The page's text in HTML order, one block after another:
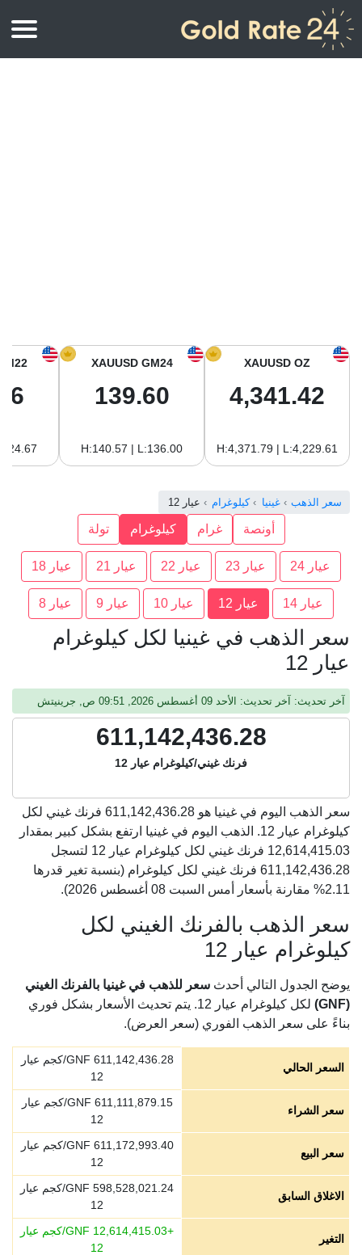
أسعار الذهب في أمريكا الجنوبية
XAUUSD OZ
4,341.42
H:4,371.79 | L:4,229.61
XAUUSD GM24
139.60
H:140.57 | L:136.00
سعر الذهب غينيا كيلوغرام عيار 12
أونصة غرام كيلوغرام تولة
عيار 24 عيار 23 عيار 22 عيار 21 عيار 18
عيار 14 عيار 12 عيار 10 عيار 9 عيار 8
سعر الذهب في غينيا لكل كيلوغرام
عيار 12
آخر تحديث: آخر تحديث: الأحد 09 أغسطس 2026, 09:51 ص, جرينيتش
611,142,436.28
فرنك غيني/كيلوغرام عيار 12
سعر الذهب اليوم في غينيا هو 611,142,436.28 فرنك غيني لكل
كيلوغرام عيار 12. الذهب اليوم في غينيا ارتفع بشكل كبير بمقدار
12,614,415.03 فرنك غيني لكل كيلوغرام عيار 12 لتسجل
611,142,436.28 فرنك غيني لكل كيلوغرام (بنسبة تغير قدرها
2.11% مقارنة بأسعار أمس السبت 08 أغسطس 2026).
سعر الذهب بالفرنك الغيني لكل
كيلوغرام عيار 12
يوضح الجدول التالي أحدث سعر للذهب في غينيا بالفرنك الغيني
(GNF)
لكل كيلوغرام عيار 12. يتم تحديث الأسعار بشكل فوري
بناءً على سعر الذهب الفوري (سعر العرض).
السعر الحالي
611,142,436.28
GNF/كجم عيار
12
سعر الشراء
611,111,879.15
GNF/كجم عيار
12
سعر البيع
611,172,993.40
GNF/كجم عيار
12
الاغلاق السابق
598,528,021.24
GNF/كجم عيار
12
التغير
+
12,614,415.03
GNF/كجم عيار
12